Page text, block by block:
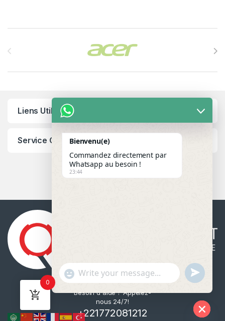
Liens Utiles
Service Client
Besoin d'aide ? Appelez-
nous 24/7!
+221772081212
0
Bienvenu(e)
Commandez directement par
Whatsapp au besoin !
23:44
"
+
c
a
WhatsApp Message
u
n
d